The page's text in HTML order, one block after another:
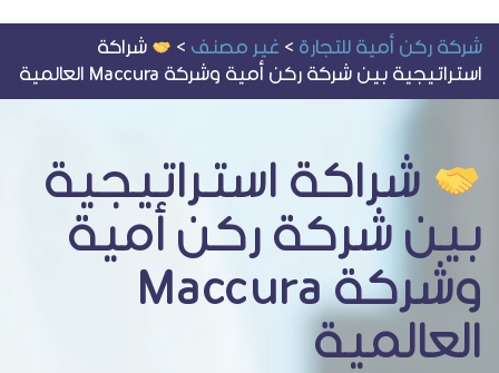
شركة ركن أمية للتجارة>غير مصنف> شراكة
استراتيجية بين شركة ركن أمية وشركة Maccura العالمية
شراكة استراتيجية
بين شركة ركن أمية
وشركة Maccura
العالمية